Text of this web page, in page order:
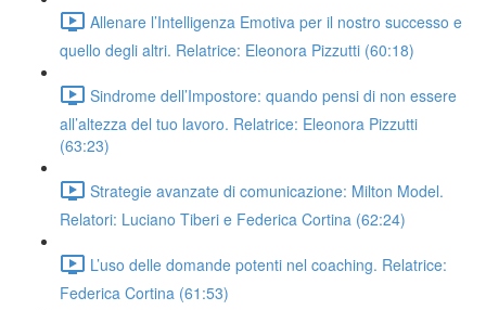
Allenare l’Intelligenza Emotiva per il nostro successo e
quello degli altri. Relatrice: Eleonora Pizzutti (60:18)
Sindrome dell’Impostore: quando pensi di non essere
all’altezza del tuo lavoro. Relatrice: Eleonora Pizzutti
(63:23)
Strategie avanzate di comunicazione: Milton Model.
Relatori: Luciano Tiberi e Federica Cortina (62:24)
L’uso delle domande potenti nel coaching. Relatrice:
Federica Cortina (61:53)